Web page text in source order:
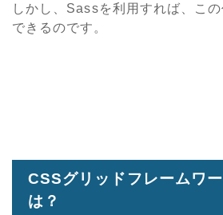
しかし、Sassを利用すれば、こ
できるのです。
CSSグリッドフレームワ
は？